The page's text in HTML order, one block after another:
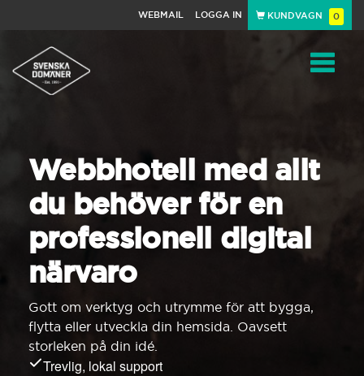
WEBMAIL LOGGA IN KUNDVAGN 0
Webbhotell med allt
du behöver för en
professionell digital
närvaro
Gott om verktyg och utrymme för att bygga,
flytta eller utveckla din hemsida. Oavsett
storleken på din idé.
Trevlig, lokal support